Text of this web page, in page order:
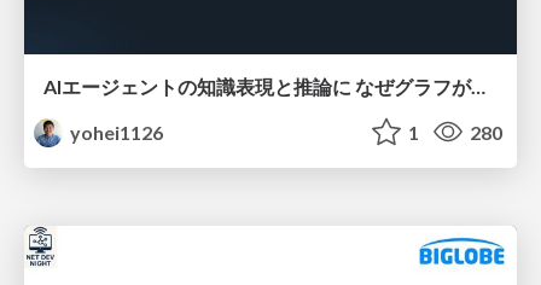
AIエージェントの知識表現と推論に なぜグラフが使われるのか - 記号的AIの復権とニューラルAIとの統合
yohei1126
1 280